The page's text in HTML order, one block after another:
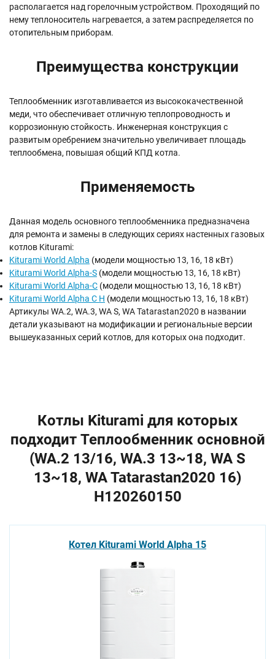
располагается над горелочным устройством. Проходящий по
нему теплоноситель нагревается, а затем распределяется по
отопительным приборам.
Преимущества конструкции
Теплообменник изготавливается из высококачественной
меди, что обеспечивает отличную теплопроводность и
коррозионную стойкость. Инженерная конструкция с
развитым оребрением значительно увеличивает площадь
теплообмена, повышая общий КПД котла.
Применяемость
Данная модель основного теплообменника предназначена
для ремонта и замены в следующих сериях настенных газовых
котлов Kiturami:
Kiturami World Alpha (модели мощностью 13, 16, 18 кВт)
Kiturami World Alpha-S (модели мощностью 13, 16, 18 кВт)
Kiturami World Alpha-C (модели мощностью 13, 16, 18 кВт)
Kiturami World Alpha C H (модели мощностью 13, 16, 18 кВт)
Артикулы WA.2, WA.3, WA S, WA Tatarastan2020 в названии
детали указывают на модификации и региональные версии
вышеуказанных серий котлов, для которых она подходит.
Котлы Kiturami для которых
подходит Теплообменник основной
(WA.2 13/16, WA.3 13~18, WA S
13~18, WA Tatarastan2020 16)
H120260150
Котел Kiturami World Alpha 15